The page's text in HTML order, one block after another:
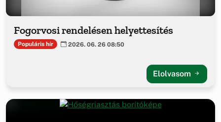
Fogorvosi rendelésen helyettesítés
Populáris hír 2026. 06. 26 08:50
Elolvasom